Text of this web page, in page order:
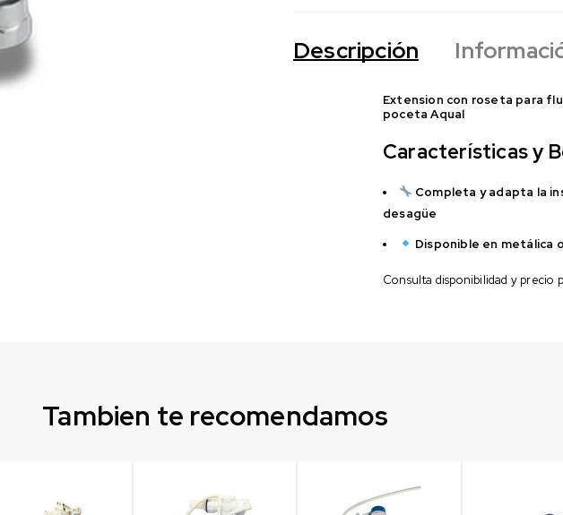
Descripción
Extension con roseta para
poceta Aqual
Características y
Completa y adapta la
desagüe
Disponible en metálica
Consulta disponibilidad y precio
Tambien te recomendamos